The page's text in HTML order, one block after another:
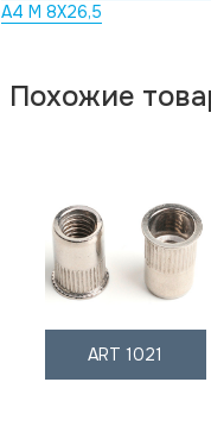
А4 M 8X26,5
Похожие
ART 1021